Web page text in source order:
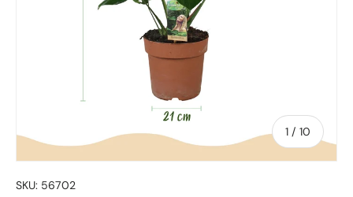
1 / von
10
SKU: 56702